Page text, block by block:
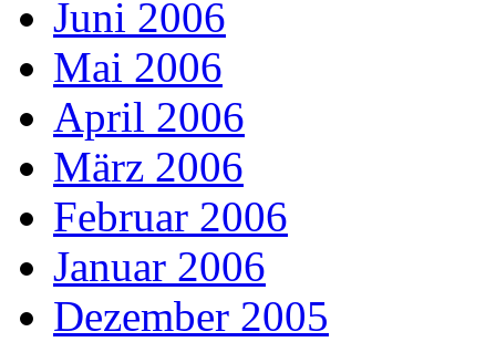
Juni 2006
Mai 2006
April 2006
März 2006
Februar 2006
Januar 2006
Dezember 2005